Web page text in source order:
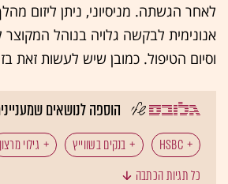
לאחר הגשתה. מניסיוני, ניתן ליזום
אנונימית לבקשה גלויה בנוהל המקוצר
וסיום הטיפול. כמובן שיש לעשות זאת
הוספה לנושאים
HSBC בנקים בשווייץ גילוי מרצון
כל תגיות הכתבה